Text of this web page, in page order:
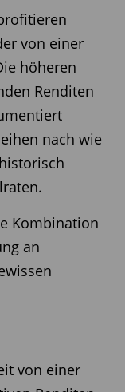
durch
und
ist
machen Titel
maximal fünf
mit etwa
von Japan,
Positionen im
Technologies,
auch
machten
aus. Der
Fokus liegt
eine
noch kein
im
breiten
seine Stärken
von einer
höheren
Renditen
nach wie
Kombination
an
von einer